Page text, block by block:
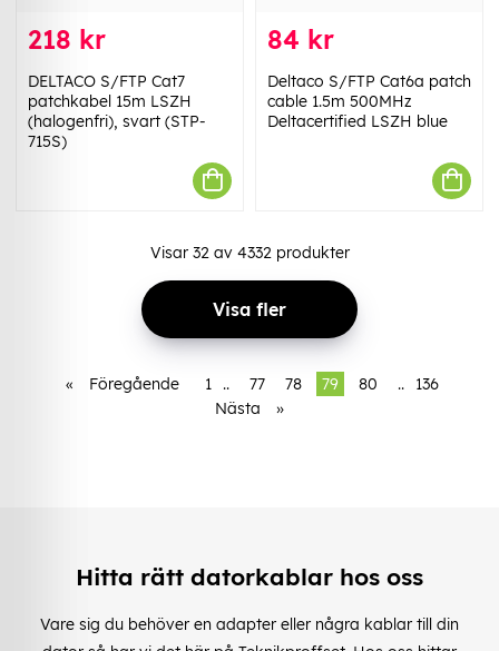
218 kr
DELTACO S/FTP Cat7
patchkabel 15m LSZH
(halogenfri), svart (STP-
715S)
84 kr
Deltaco S/FTP Cat6a patch
cable 1.5m 500MHz
Deltacertified LSZH blue
Visar 32av 4332produkter
Visa fler
« Föregående 1 .. 77 78 79 80 ..
136
Nästa
»
Hitta rätt datorkablar hos oss
Vare sig du behöver en adapter eller några kablar till din